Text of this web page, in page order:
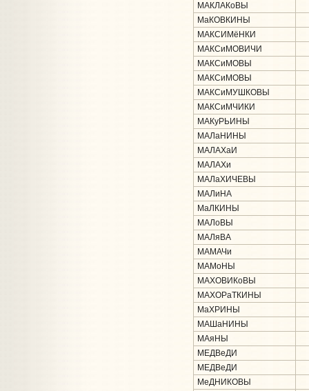
МАКЛАКоВЫ
МаКОВКИНЫ
МАКСИМёНКИ
МАКСиМОВИЧИ
МАКСиМОВЫ
МАКСиМОВЫ
МАКСиМУШКОВЫ
МАКСиМЧИКИ
МАКуРЬИНЫ
МАЛаНИНЫ
МАЛАХаИ
МАЛАХи
МАЛаХИЧЕВЫ
МАЛиНА
МаЛКИНЫ
МАЛоВЫ
МАЛяВА
МАМАЧи
МАМоНЫ
МАХОВИКоВЫ
МАХОРаТКИНЫ
МаХРИНЫ
МАШаНИНЫ
МАяНЫ
МЕДВеДИ
МЕДВеДИ
МеДНИКОВЫ